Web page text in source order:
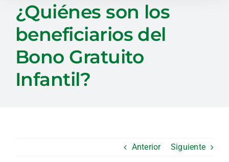
¿Quiénes son los
beneficiarios del
Bono Gratuito
Infantil?
Anterior Siguiente